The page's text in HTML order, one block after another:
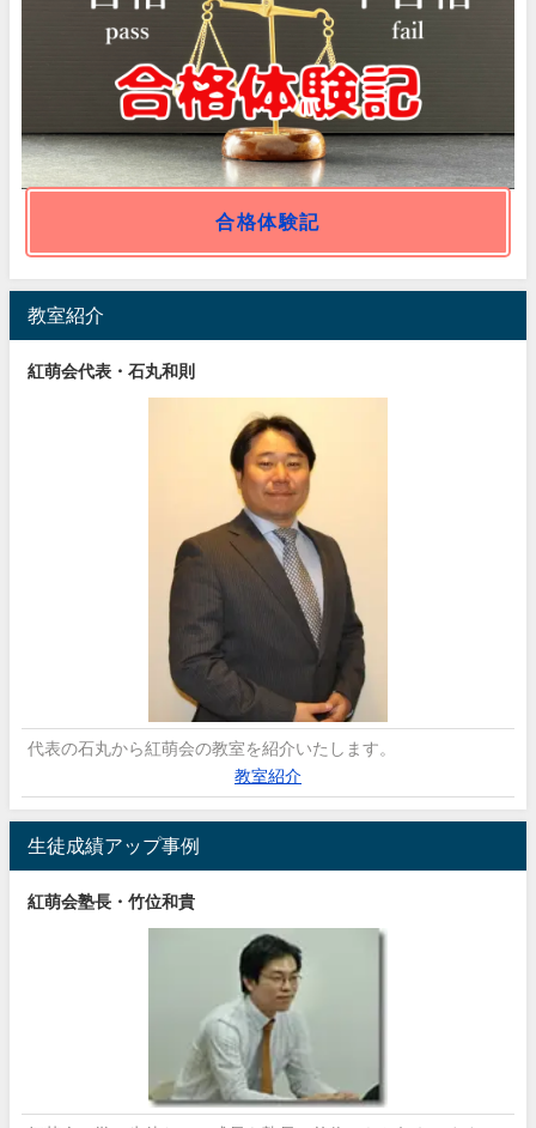
合格体験記
教室紹介
紅萌会代表・石丸和則
代表の石丸から紅萌会の教室を紹介いたします。
教室紹介
生徒成績アップ事例
紅萌会塾長・竹位和貴